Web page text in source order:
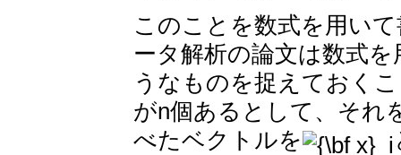
このことを数式を用い
ータ解析の論文は数式
うなものを捉えておく
がn個あるとして、それ
べたベクトルを